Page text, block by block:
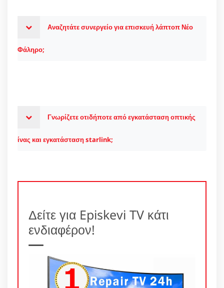
Αναζητάτε συνεργείο για επισκευή λάπτοπ Νέο
Φάληρο;
Γνωρίζετε οτιδήποτε από εγκατάσταση οπτικής
ίνας και εγκατάσταση starlink;
Δείτε για Episkevi TV κάτι
ενδιαφέρον!